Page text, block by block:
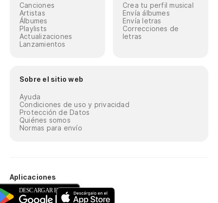
Canciones
Artistas
Álbumes
Playlists
Actualizaciones
Lanzamientos
Crea tu perfil musical
Envía álbumes
Envía letras
Correcciones de
letras
Sobre el sitio web
Ayuda
Condiciones de uso y privacidad
Protección de Datos
Quiénes somos
Normas para envío
Aplicaciones